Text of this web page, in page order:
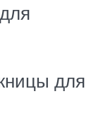
для